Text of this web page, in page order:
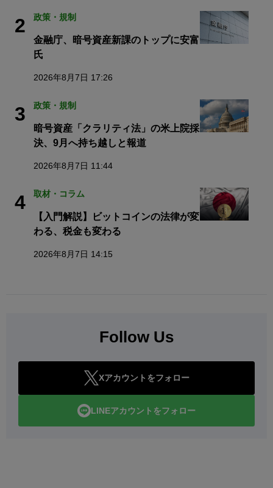
2 政策・規制
金融庁、暗号資産新課のトップに安富
氏
2026年8月7日 17:26
3 政策・規制
暗号資産「クラリティ法」の米上院採
決、9月へ持ち越しと報道
2026年8月7日 11:44
4 取材・コラム
【入門解説】ビットコインの法律が変
わる、税金も変わる
2026年8月7日 14:15
Follow Us
Xアカウントをフォロー
LINEアカウントをフォロー